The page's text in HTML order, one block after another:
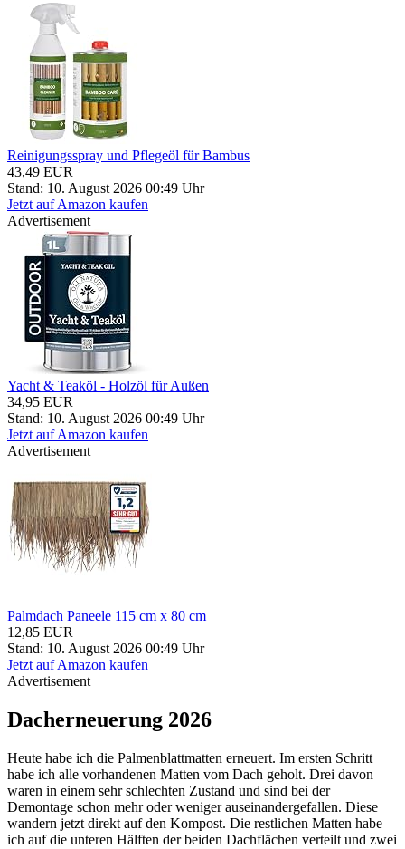
Reinigungsspray und Pflegeöl für Bambus
43,49 EUR
Stand: 10. August 2026 00:49 Uhr
Jetzt auf Amazon kaufen
Advertisement
Yacht & Teaköl - Holzöl für Außen
34,95 EUR
Stand: 10. August 2026 00:49 Uhr
Jetzt auf Amazon kaufen
Advertisement
Palmdach Paneele 115 cm x 80 cm
12,85 EUR
Stand: 10. August 2026 00:49 Uhr
Jetzt auf Amazon kaufen
Advertisement
Dacherneuerung 2026
Heute habe ich die Palmenblattmatten erneuert. Im ersten Schritt
habe ich alle vorhandenen Matten vom Dach geholt. Drei davon
waren in einem sehr schlechten Zustand und sind bei der
Demontage schon mehr oder weniger auseinandergefallen. Diese
wandern jetzt direkt auf den Kompost. Die restlichen Matten habe
ich auf die unteren Hälften der beiden Dachflächen verteilt und zwei